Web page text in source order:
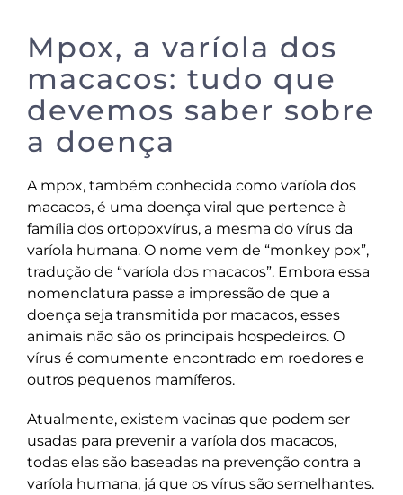
Mpox, a varíola dos
macacos: tudo que
devemos saber sobre
a doença
A mpox, também conhecida como varíola dos
macacos, é uma doença viral que pertence à
família dos ortopoxvírus, a mesma do vírus da
varíola humana. O nome vem de “monkey pox”,
tradução de “varíola dos macacos”. Embora essa
nomenclatura passe a impressão de que a
doença seja transmitida por macacos, esses
animais não são os principais hospedeiros. O
vírus é comumente encontrado em roedores e
outros pequenos mamíferos.
Atualmente, existem vacinas que podem ser
usadas para prevenir a varíola dos macacos,
todas elas são baseadas na prevenção contra a
varíola humana, já que os vírus são semelhantes.